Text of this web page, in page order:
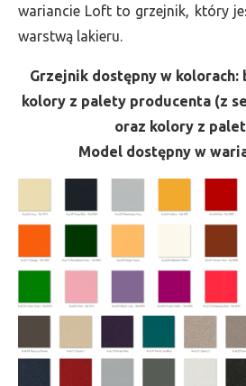
wariancie Loft to grzejnik, który
warstwą lakieru.
Grzejnik dostępny w kolorach:
kolory z palety producenta (z
oraz kolory z
Model dostępny w